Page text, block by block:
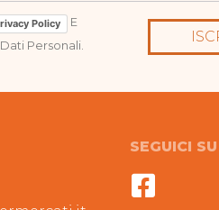
Policy
E
Personali.
SEGUICI SU